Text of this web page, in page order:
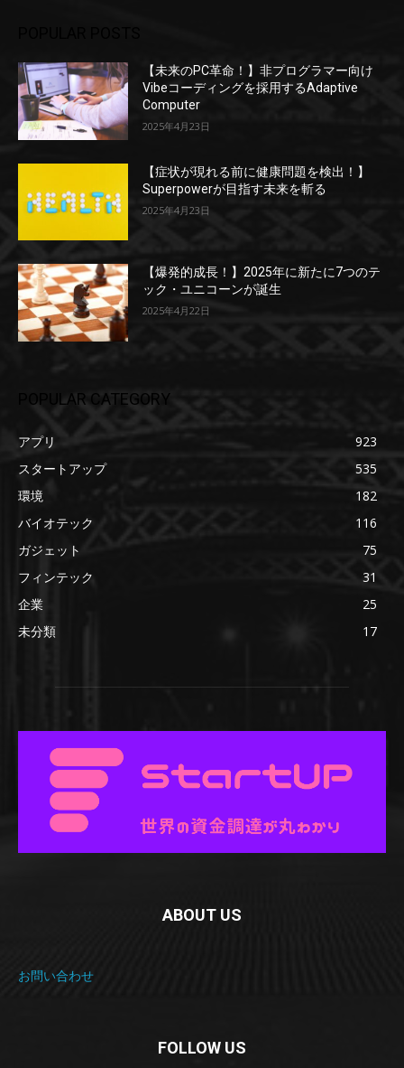
【未来のPC革命！】非プログラマー向け
Vibeコーディングを採用するAdaptive
Computer
2025年4月23日
【症状が現れる前に健康問題を検出！】
Superpowerが目指す未来を斬る
2025年4月23日
【爆発的成長！】2025年に新たに7つのテ
ック・ユニコーンが誕生
2025年4月22日
POPULAR CATEGORY
アプリ
923
スタートアップ
535
環境
182
バイオテック
116
ガジェット
75
フィンテック
31
企業
25
未分類
17
ABOUT US
お問い合わせ
FOLLOW US